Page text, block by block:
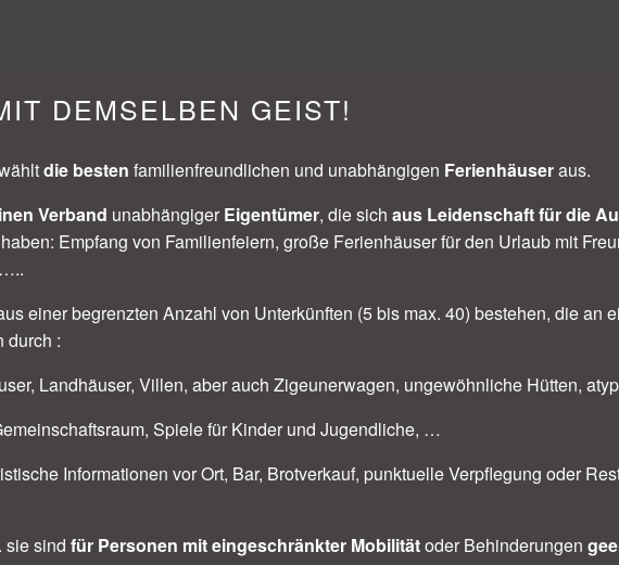
DEMSELBEN GEIST!
die besten familienfreundlichen und unabhängigen Ferienhäuseraus.
Verband unabhängiger Eigentümer, die sich aus Leidenschaft für die
haben: Empfang von Familienfeiern, große Ferienhäuser für den Urlaub mit
einer begrenzten Anzahl von Unterkünften (5 bis max. 40) bestehen, die an
durch :
Landhäuser, Villen, aber auch Zigeunerwagen, ungewöhnliche Hütten,
Spiele für Kinder und Jugendliche, …
Informationen vor Ort, Bar, Brotverkauf, punktuelle Verpflegung oder
sie sind für Personen mit eingeschränkter Mobilitätoder Behinderungen